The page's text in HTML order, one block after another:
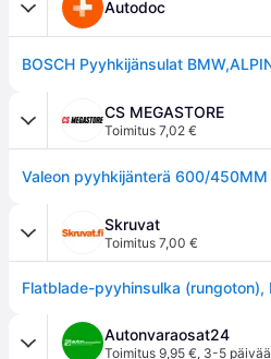
Autodoc
CS MEGASTORE
Toimitus 7,02 €
Valeon pyyhkijänterä 600/450MM
Skruvat
Toimitus 7,00 €
Autonvaraosat24
Toimitus 9,95 €, 3-5 päivää